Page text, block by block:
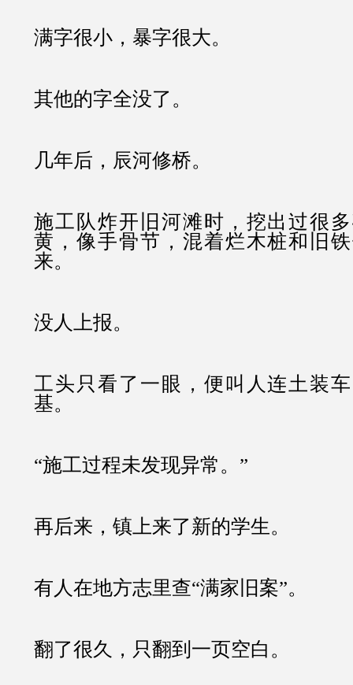
满字很小，暴字很大。
其他的字全没了。
几年后，辰河修桥。
施工队炸开旧河滩时，挖出过很
黄，像手骨节，混着烂木桩和旧
来。
没人上报。
工头只看了一眼，便叫人连土装
基。
“施工过程未发现异常。”
再后来，镇上来了新的学生。
有人在地方志里查“满家旧案”。
翻了很久，只翻到一页空白。